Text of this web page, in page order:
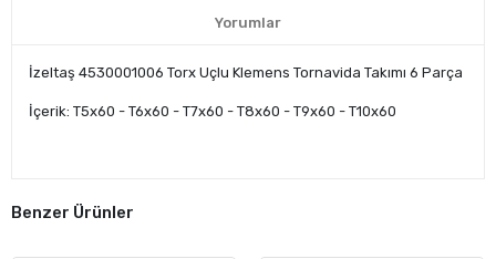
Yorumlar
İzeltaş 4530001006 Torx Uçlu Klemens Tornavida Takımı 6 Parça
İçerik: T5x60 - T6x60 - T7x60 - T8x60 - T9x60 - T10x60
Benzer Ürünler